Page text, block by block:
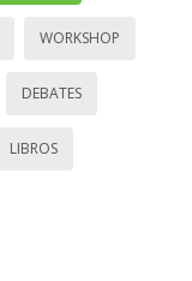
WORKSHOP
DEBATES
LIBROS